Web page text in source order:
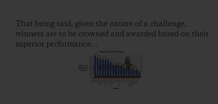
That being said, given the nature of a challenge,
winners are to be crowned and awarded based on their
superior performance…